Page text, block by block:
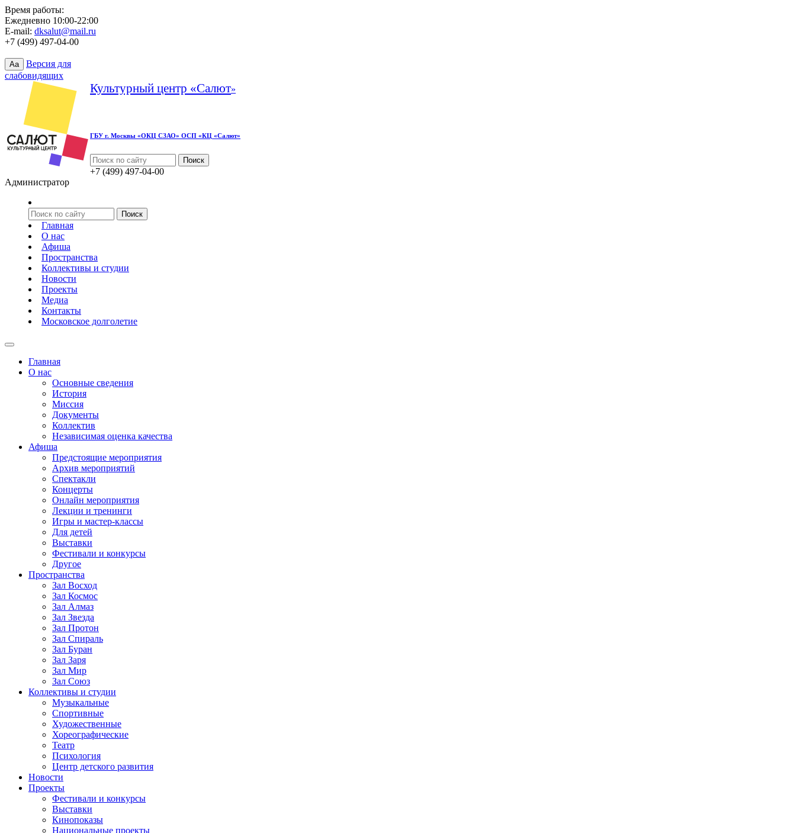
Время работы:
Ежедневно 10:00-22:00
E-mail: dksalut@mail.ru
+7 (499) 497-04-00
Aa
Версия для
слабовидящих
Культурный центр «Салют»
ГБУ г. Москвы «ОКЦ СЗАО» ОСП «КЦ «Салют»
+7 (499) 497-04-00
Администратор
Главная
О нас
Афиша
Пространства
Коллективы и студии
Новости
Проекты
Медиа
Контакты
Московское долголетие
Главная
О нас
Основные сведения
История
Миссия
Документы
Коллектив
Независимая оценка качества
Афиша
Предстоящие мероприятия
Архив мероприятий
Спектакли
Концерты
Онлайн мероприятия
Лекции и тренинги
Игры и мастер-классы
Для детей
Выставки
Фестивали и конкурсы
Другое
Пространства
Зал Восход
Зал Космос
Зал Алмаз
Зал Звезда
Зал Протон
Зал Спираль
Зал Буран
Зал Заря
Зал Мир
Зал Союз
Коллективы и студии
Музыкальные
Спортивные
Художественные
Хореографические
Театр
Психология
Центр детского развития
Новости
Проекты
Фестивали и конкурсы
Выставки
Кинопоказы
Национальные проекты